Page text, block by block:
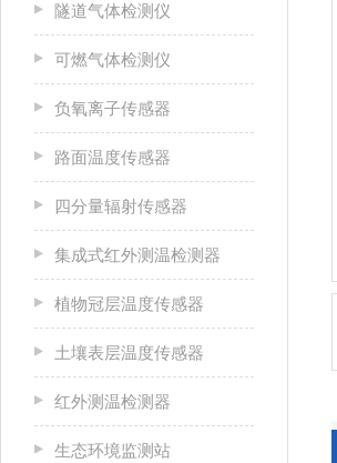
隧道气体检测仪
可燃气体检测仪
负氧离子传感器
路面温度传感器
四分量辐射传感器
集成式红外测温检测器
植物冠层温度传感器
土壤表层温度传感器
红外测温检测器
生态环境监测站